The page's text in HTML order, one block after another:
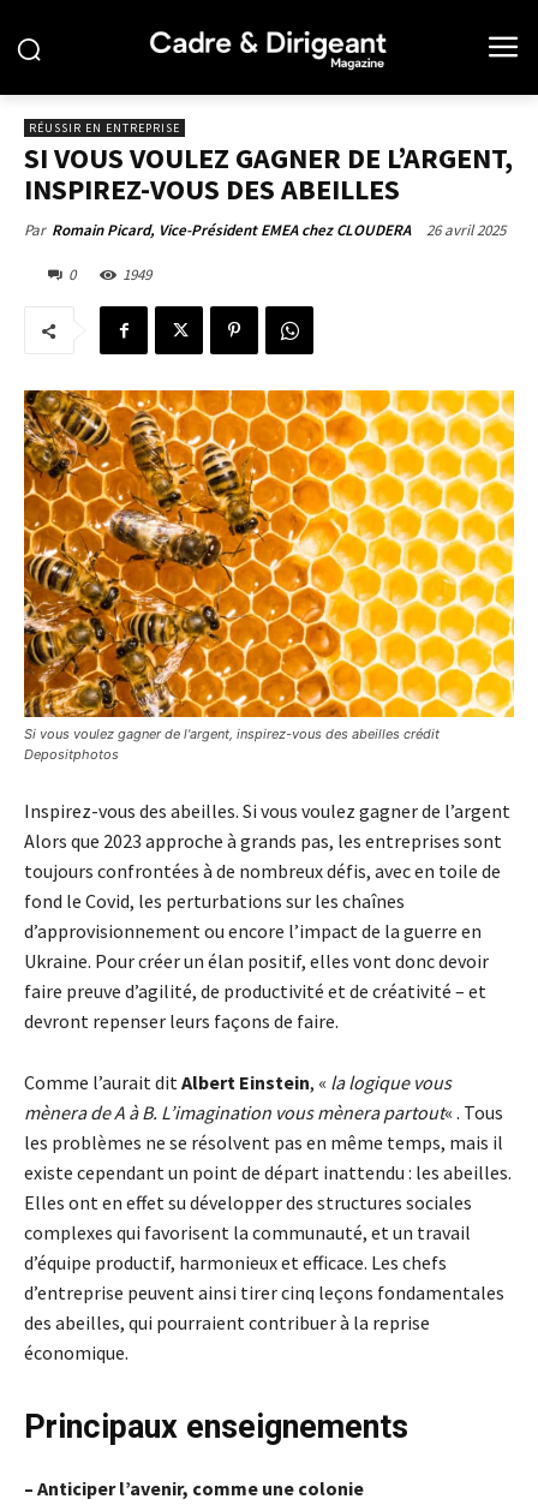
RÉUSSIR EN ENTREPRISE
SI VOUS VOULEZ GAGNER DE L’ARGENT,
INSPIREZ-VOUS DES ABEILLES
Par Romain Picard, Vice-Président EMEA chez CLOUDERA 26 avril 2025
0 1949
Si vous voulez gagner de l'argent, inspirez-vous des abeilles crédit
Depositphotos
Inspirez-vous des abeilles. Si vous voulez gagner de l’argent
Alors que 2023 approche à grands pas, les entreprises sont
toujours confrontées à de nombreux défis, avec en toile de
fond le Covid, les perturbations sur les chaînes
d’approvisionnement ou encore l’impact de la guerre en
Ukraine. Pour créer un élan positif, elles vont donc devoir
faire preuve d’agilité, de productivité et de créativité – et
devront repenser leurs façons de faire.
Comme l’aurait ditAlbert Einstein, « la logique vous
mènera de A à B. L’imagination vous mènera partout« . Tous
les problèmes ne se résolvent pas en même temps, mais il
existe cependant un point de départ inattendu : les abeilles.
Elles ont en effet su développer des structures sociales
complexes qui favorisent la communauté, et un travail
d’équipe productif, harmonieux et efficace. Les chefs
d’entreprise peuvent ainsi tirer cinq leçons fondamentales
des abeilles, qui pourraient contribuer à la reprise
économique.
Principaux enseignements
– Anticiper l’avenir, comme une colonie